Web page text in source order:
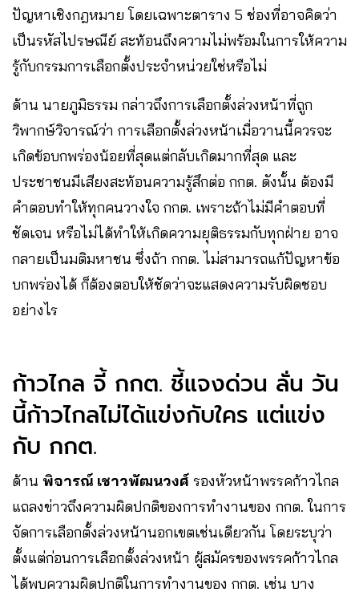
ปัญหาเชิงกฎหมาย โดยเฉพาะตาราง 5 ช่องที่อาจคิดว่า
เป็นรหัสไปรษณีย์ สะท้อนถึงความไม่พร้อมในการให้ความ
รู้กับกรรมการเลือกตั้งประจำหน่วยใช่หรือไม่
ด้าน นายภูมิธรรม กล่าวถึงการเลือกตั้งล่วงหน้าที่ถูก
วิพากษ์วิจารณ์ว่า การเลือกตั้งล่วงหน้าเมื่อวานนี้ควรจะ
เกิดข้อบกพร่องน้อยที่สุดแต่กลับเกิดมากที่สุด และ
ประชาชนมีเสียงสะท้อนความรู้สึกต่อ กกต. ดังนั้น ต้องมี
คำตอบทำให้ทุกคนวางใจ กกต. เพราะถ้าไม่มีคำตอบที่
ชัดเจน หรือไม่ได้ทำให้เกิดความยุติธรรมกับทุกฝ่าย อาจ
กลายเป็นมติมหาชน ซึ่งถ้า กกต. ไม่สามารถแก้ปัญหาข้อ
บกพร่องได้ ก็ต้องตอบให้ชัดว่าจะแสดงความรับผิดชอบ
อย่างไร
ก้าวไกล จี้ กกต. ชี้แจงด่วน ลั่น วัน
นี้ก้าวไกลไม่ได้แข่งกับใคร แต่แข่ง
กับ กกต.
ด้าน พิจารณ์ เชาวพัฒนวงศ์ รองหัวหน้าพรรคก้าวไกล
แถลงข่าวถึงความผิดปกติของการทำงานของ กกต. ในการ
จัดการเลือกตั้งล่วงหน้านอกเขตเช่นเดียวกัน โดยระบุว่า
ตั้งแต่ก่อนการเลือกตั้งล่วงหน้า ผู้สมัครของพรรคก้าวไกล
ได้พบความผิดปกติในการทำงานของ กกต. เช่น บาง